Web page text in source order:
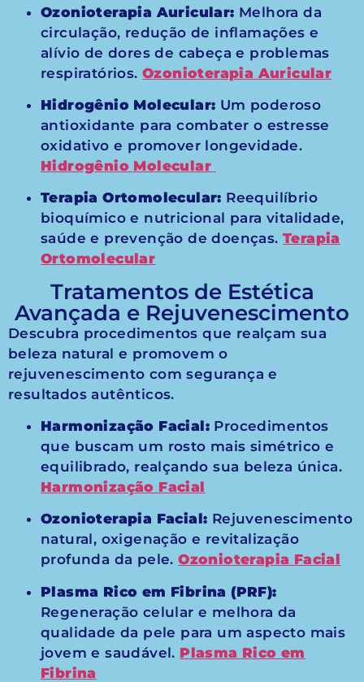
Ozonioterapia Auricular: Melhora da
circulação, redução de inflamações e
alívio de dores de cabeça e problemas
respiratórios.Ozonioterapia Auricular
Hidrogênio Molecular: Um poderoso
antioxidante para combater o estresse
oxidativo e promover longevidade.
Hidrogênio Molecular
Terapia Ortomolecular: Reequilíbrio
bioquímico e nutricional para vitalidade,
saúde e prevenção de doenças. Terapia
Ortomolecular
Tratamentos de Estética
Avançada e Rejuvenescimento
Descubra procedimentos que realçam sua
beleza natural e promovem o
rejuvenescimento com segurança e
resultados autênticos.
Harmonização Facial: Procedimentos
que buscam um rosto mais simétrico e
equilibrado, realçando sua beleza única.
Harmonização Facial
Ozonioterapia Facial: Rejuvenescimento
natural, oxigenação e revitalização
profunda da pele.Ozonioterapia Facial
Plasma Rico em Fibrina (PRF):
Regeneração celular e melhora da
qualidade da pele para um aspecto mais
jovem e saudável. Plasma Rico em
Fibrina